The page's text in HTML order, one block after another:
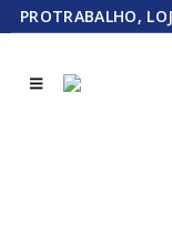
PROTRABALHO,